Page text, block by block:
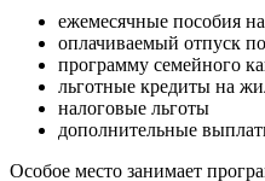
ежемесячные пособия
оплачиваемый отпуск
программу семейного
льготные кредиты на
налоговые льготы
дополнительные
Особое место занимает